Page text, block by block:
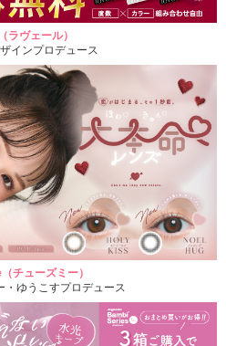
ラヴェール）
インプロデュース
チューズミー）
・ゆうこすプロデュース